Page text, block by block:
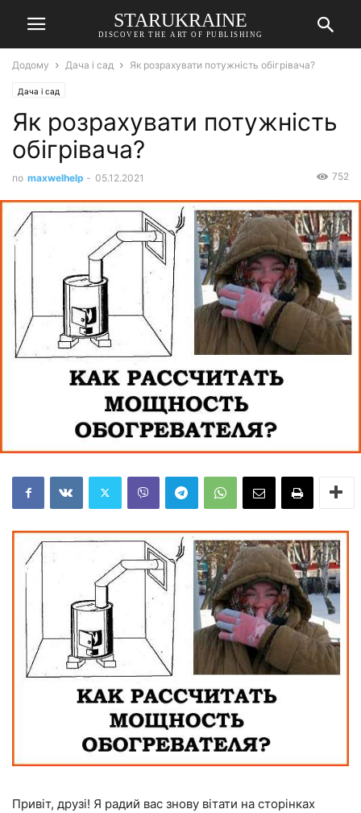
STARUKRAINE
DISCOVER THE ART OF PUBLISHING
Додому Дача і сад Як розрахувати потужність обігрівача?
Дача і сад
Як розрахувати потужність
обігрівача?
по maxwelhelp - 05.12.2021 752
Привіт, друзі! Я радий вас знову вітати на сторінках